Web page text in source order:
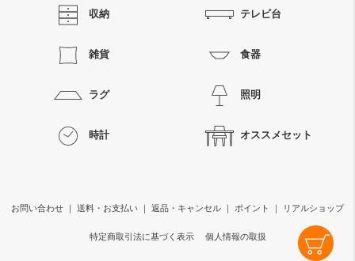
収納 テレビ台
雑貨 食器
ラグ 照明
時計 オススメセット
お問い合わせ ｜ 送料・お支払い ｜ 返品・キャンセル ｜ ポイント ｜ リアルショップ
特定商取引法に基づく表示 個人情報の取扱